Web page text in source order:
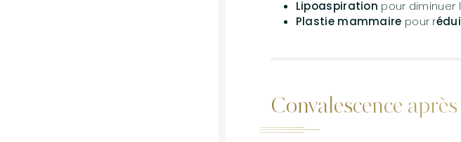
Lipoaspiration pour diminuer
Plastie mammaire pour r
Convalescence